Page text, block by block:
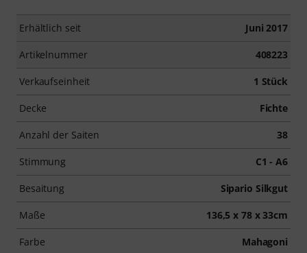
Erhältlich seit Juni 2017
Artikelnummer 408223
Verkaufseinheit 1 Stück
Decke Fichte
Anzahl der Saiten 38
Stimmung C1 - A6
Besaitung Sipario Silkgut
Maße 136,5 x 78 x 33cm
Farbe Mahagoni